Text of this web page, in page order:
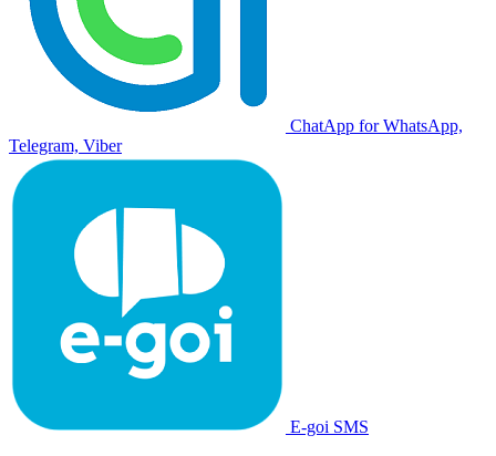
ChatApp for WhatsApp,
Telegram, Viber
E-goi SMS